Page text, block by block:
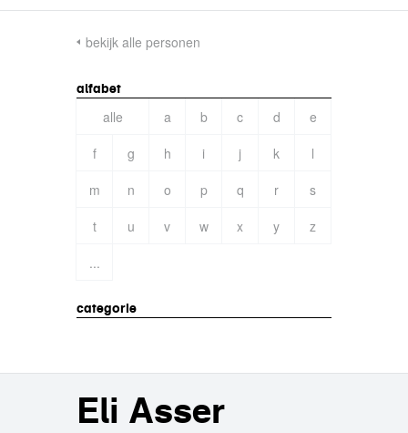
bekijk alle personen
alfabet
alle a b c d
e
f
g h i j k
l
m
n o p q r
s
t
u v w x y
z
...
categorie
Eli Asser